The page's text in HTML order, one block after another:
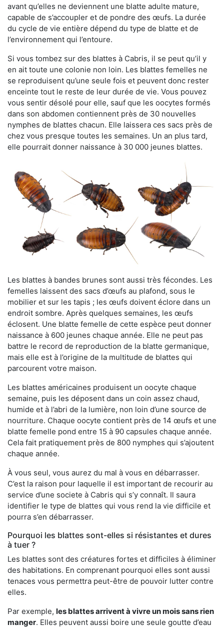
avant qu’elles ne deviennent une blatte adulte mature,
capable de s’accoupler et de pondre des œufs. La durée
du cycle de vie entière dépend du type de blatte et de
l’environnement qui l’entoure.
Si vous tombez sur des blattes à Cabris, il se peut qu’il y
en ait toute une colonie non loin. Les blattes femelles ne
se reproduisent qu’une seule fois et peuvent donc rester
enceinte tout le reste de leur durée de vie. Vous pouvez
vous sentir désolé pour elle, sauf que les oocytes formés
dans son abdomen contiennent près de 30 nouvelles
nymphes de blattes chacun. Elle laissera ces sacs près de
chez vous presque toutes les semaines. Un an plus tard,
elle pourrait donner naissance à 30 000 jeunes blattes.
Les blattes à bandes brunes sont aussi très fécondes. Les
femelles laissent des sacs d’œufs au plafond, sous le
mobilier et sur les tapis ; les œufs doivent éclore dans un
endroit sombre. Après quelques semaines, les œufs
éclosent. Une blatte femelle de cette espèce peut donner
naissance à 600 jeunes chaque année. Elle ne peut pas
battre le record de reproduction de la blatte germanique,
mais elle est à l’origine de la multitude de blattes qui
parcourent votre maison.
Les blattes américaines produisent un oocyte chaque
semaine, puis les déposent dans un coin assez chaud,
humide et à l’abri de la lumière, non loin d’une source de
nourriture. Chaque oocyte contient près de 14 œufs et une
blatte femelle pond entre 15 à 90 capsules chaque année.
Cela fait pratiquement près de 800 nymphes qui s’ajoutent
chaque année.
À vous seul, vous aurez du mal à vous en débarrasser.
C’est la raison pour laquelle il est important de recourir au
service d’une societe à Cabris qui s’y connaît. Il saura
identifier le type de blattes qui vous rend la vie difficile et
pourra s’en débarrasser.
Pourquoi les blattes sont-elles si résistantes et dures
à tuer ?
Les blattes sont des créatures fortes et difficiles à éliminer
des habitations. En comprenant pourquoi elles sont aussi
tenaces vous permettra peut-être de pouvoir lutter contre
elles.
Par exemple, les blattes arrivent à vivre un mois sans rien
manger. Elles peuvent aussi boire une seule goutte d’eau